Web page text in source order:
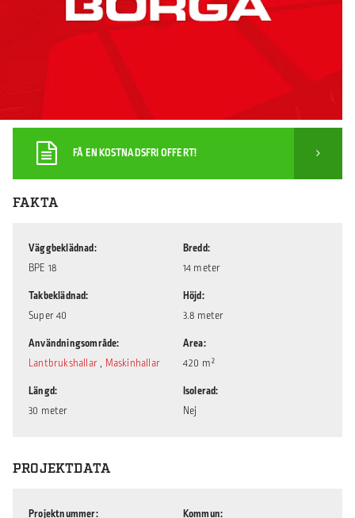
FÅ EN KOSTNADSFRI OFFERT!
FAKTA
Väggbeklädnad
BPE 18
Takbeklädnad
Super 40
Användningsområde
Lantbrukshallar , Maskinhallar
Längd
30 meter
Bredd
14 meter
Höjd
3.8 meter
Area
420 m²
Isolerad
Nej
PROJEKTDATA
Projektnummer
Kommun